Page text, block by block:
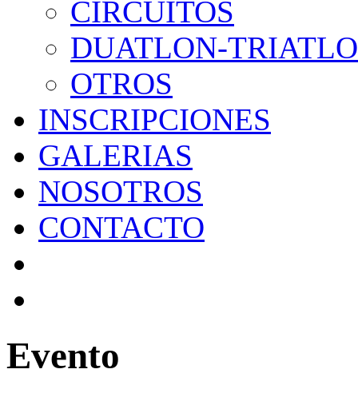
CIRCUITOS
DUATLON-
OTROS
INSCRIPCIONES
GALERIAS
NOSOTROS
CONTACTO
Evento